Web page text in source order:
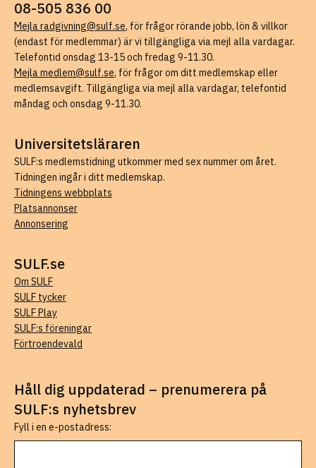
08-505 836 00
Mejla radgivning@sulf.se, för frågor rörande jobb, lön & villkor
(endast för medlemmar) är vi tillgängliga via mejl alla vardagar.
Telefontid onsdag 13-15 och fredag 9-11.30.
Mejla medlem@sulf.se, för frågor om ditt medlemskap eller
medlemsavgift. Tillgängliga via mejl alla vardagar, telefontid
måndag och onsdag 9-11.30.
Universitetsläraren
SULF:s medlemstidning utkommer med sex nummer om året.
Tidningen ingår i ditt medlemskap.
Tidningens webbplats
Platsannonser
Annonsering
SULF.se
Om SULF
SULF tycker
SULF Play
SULF:s föreningar
Förtroendevald
Håll dig uppdaterad – prenumerera på
SULF:s nyhetsbrev
Fyll i en e-postadress: